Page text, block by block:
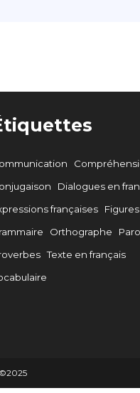
Dialogues en
françaises
Orthographe
Texte en français